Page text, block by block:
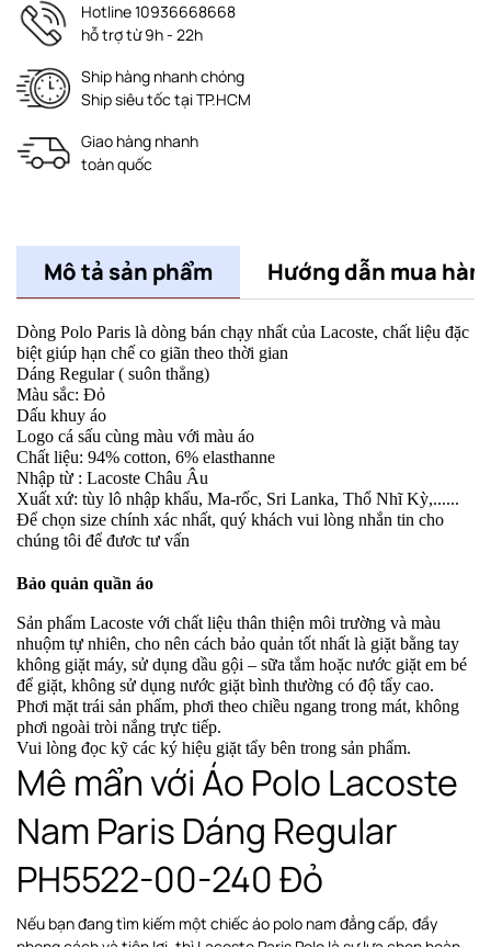
Hotline 10936668668
hỗ trợ từ 9h - 22h
Ship hàng nhanh chóng
Ship siêu tốc tại TP.HCM
Giao hàng nhanh
toàn quốc
Mô tả sản phẩm Hướng dẫn mua
Dòng Polo Paris là dòng bán chạy nhất của Lacoste, chất liệu đặc
biệt giúp hạn chế co giãn theo thời gian
Dáng Regular ( suôn thẳng)
Màu sắc: Đỏ
Dấu khuy áo
Logo cá sấu cùng màu với màu áo
Chất liệu: 94% cotton, 6% elasthanne
Nhập từ : Lacoste Châu Âu
Xuất xứ: tùy lô nhập khẩu, Ma-rốc, Sri Lanka, Thổ Nhĩ Kỳ,......
Để chọn size chính xác nhất, quý khách vui lòng nhắn tin cho
chúng tôi để đươc tư vấn
Bảo quản quần áo
Sản phẩm Lacoste với chất liệu thân thiện môi trường và màu
nhuộm tự nhiên, cho nên cách bảo quản tốt nhất là giặt bằng tay
không giặt máy, sử dụng dầu gội – sữa tắm hoặc nước giặt em bé
để giặt, không sử dụng nước giặt bình thường có độ tẩy cao.
Phơi mặt trái sản phẩm, phơi theo chiều ngang trong mát, không
phơi ngoài tròi nắng trực tiếp.
Vui lòng đọc kỹ các ký hiệu giặt tẩy bên trong sản phẩm.
Mê mẩn với Áo Polo Lacoste
Nam Paris Dáng Regular
PH5522-00-240 Đỏ
Nếu bạn đang tìm kiếm một chiếc áo polo nam đẳng cấp, đầy